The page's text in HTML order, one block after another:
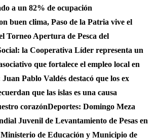
a un 82% de ocupación
buen clima, Paso de la Patria vive el
Torneo Apertura de Pesca del
la Cooperativa Líder representa un
que fortalece el empleo local en
Pablo Valdés destacó que los ex
que las islas es una causa
corazónDeportes: Domingo Meza
Juvenil de Levantamiento de Pesas en
de Educación y Municipio de